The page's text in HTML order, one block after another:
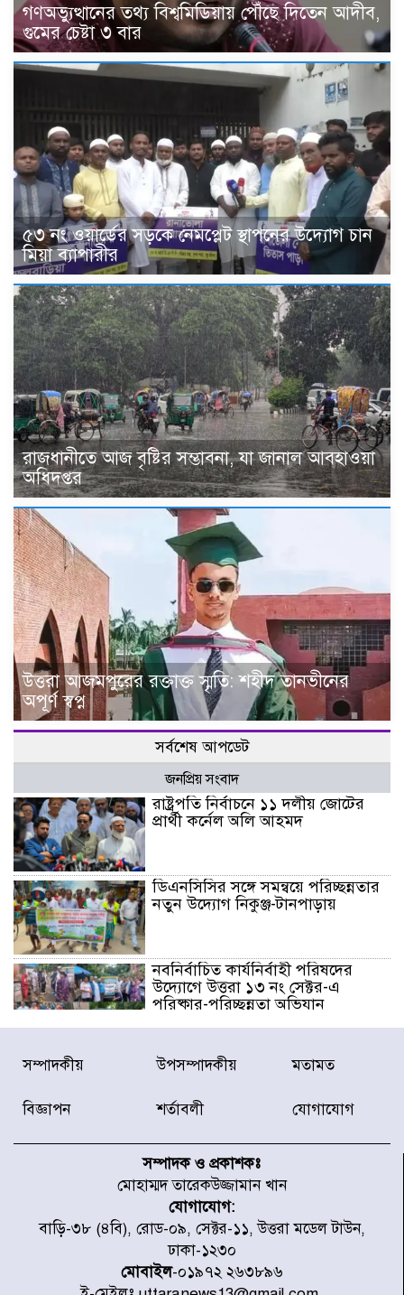
গণঅভ্যুত্থানের তথ্য বিশ্বমিডিয়ায় পৌঁছে দিতেন আদীব,
গুমের চেষ্টা ৩ বার
৫৩ নং ওয়ার্ডের সড়কে নেমপ্লেট স্থাপনের উদ্যোগ চান
মিয়া ব্যাপারীর
রাজধানীতে আজ বৃষ্টির সম্ভাবনা, যা জানাল আবহাওয়া
অধিদপ্তর
উত্তরা আজমপুরের রক্তাক্ত স্মৃতি: শহীদ তানভীনের
অপূর্ণ স্বপ্ন
সর্বশেষ আপডেট
জনপ্রিয় সংবাদ
রাষ্ট্রপতি নির্বাচনে ১১ দলীয় জোটের
প্রার্থী কর্নেল অলি আহমদ
ডিএনসিসির সঙ্গে সমন্বয়ে পরিচ্ছন্নতার
নতুন উদ্যোগ নিকুঞ্জ-টানপাড়ায়
নবনির্বাচিত কার্যনির্বাহী পরিষদের
উদ্যোগে উত্তরা ১৩ নং সেক্টর-এ
পরিষ্কার-পরিচ্ছন্নতা অভিযান
ডিএমপির অভিযানে ২৪ ঘণ্টায় গ্রেপ্তার
৫০৪, উদ্ধার মাদক-অস্ত্র
সাগরে অবমুক্ত
মাতারবাড়ী পৌঁছে নির্ধারিত কর্মসূচিতে
যোগ দিয়েছেন প্রধানমন্ত্রী
সম্পাদকীয় উপসম্পাদকীয় মতামত
বিজ্ঞাপন শর্তাবলী যোগাযোগ
সম্পাদক ও প্রকাশকঃ
মোহাম্মদ তারেকউজ্জামান খান
যোগাযোগ:
বাড়ি-৩৮ (৪বি), রোড-০৯, সেক্টর-১১, উত্তরা মডেল টাউন,
ঢাকা-১২৩০
মোবাইল-০১৯৭২ ২৬৩৮৯৬